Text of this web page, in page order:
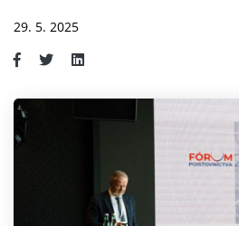
29. 5. 2025